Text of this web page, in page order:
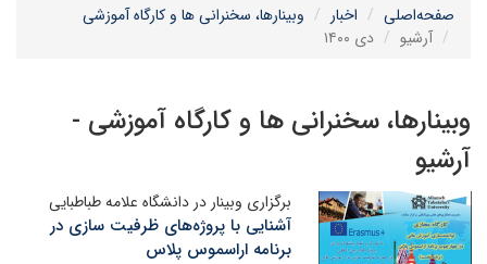
صفحه‌اصلی
اخبار
وبینارها، سخنرانی ها و کارگاه آموزشی
آرشیو
دی ۱۴۰۰
وبینارها، سخنرانی ها و کارگاه آموزشی -
آرشیو
برگزاری وبینار در دانشگاه علامه طباطبایی
آشنایی با پروژه‌های ظرفیت سازی در
برنامه اراسموس پلاس